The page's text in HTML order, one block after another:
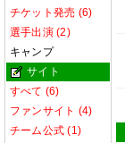
チケット発売 (6)
選手出演 (2)
キャンプ
サイト
すべて (6)
ファンサイト (4)
チーム公式 (1)